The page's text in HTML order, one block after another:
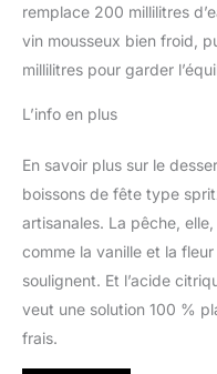
remplace 200 millilitres
vin mousseux bien froid,
millilitres pour garder
L’info en plus
En savoir plus sur le
boissons de fête type
artisanales. La pêche,
comme la vanille et la
soulignent. Et l’acide
veut une solution 100 %
frais.